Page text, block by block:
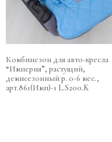
Комбинезон для авто-кресла
“Империя”, растущий,
демисезонный р. 0-6 мес.,
арт.861(Имп)-1 L.S200.K